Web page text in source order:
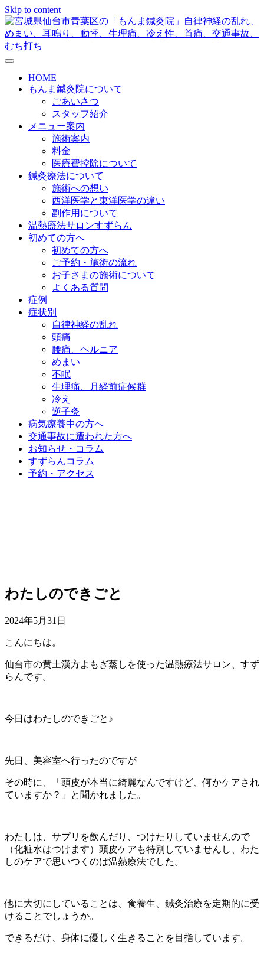
Skip to content
HOME
もんま鍼灸院について
ごあいさつ
スタッフ紹介
メニュー案内
施術案内
料金
医療費控除について
鍼灸療法について
施術への想い
西洋医学と東洋医学の違い
副作用について
温熱療法サロンすずらん
初めての方へ
初めての方へ
ご予約・施術の流れ
お子さまの施術について
よくある質問
症例
症状別
自律神経の乱れ
頭痛
腰痛、ヘルニア
めまい
不眠
生理痛、月経前症候群
冷え
逆子灸
病気療養中の方へ
交通事故に遭われた方へ
お知らせ・コラム
すずらんコラム
予約・アクセス
わたしのできごと
2024年5月31日
こんにちは。
仙台市の黄土漢方よもぎ蒸しを使った温熱療法サロン、すず
らんです。
今日はわたしのできごと♪
先日、美容室へ行ったのですが
その時に、「頭皮が本当に綺麗なんですけど、何かケアされ
ていますか？」と聞かれました。
わたしは、サプリを飲んだり、つけたりしていませんので
（化粧水はつけます）頭皮ケアも特別していませんし、わた
しのケアで思いつくのは温熱療法でした。
他に大切にしていることは、食養生、鍼灸治療を定期的に受
けることでしょうか。
できるだけ、身体に優しく生きることを目指しています。